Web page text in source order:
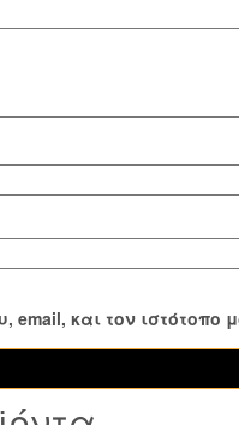
email, και τον